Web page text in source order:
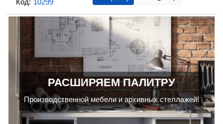
Код: 10299
РАСШИРЯЕМ ПАЛИТРУ
Производственной мебели и архивных стеллажей!